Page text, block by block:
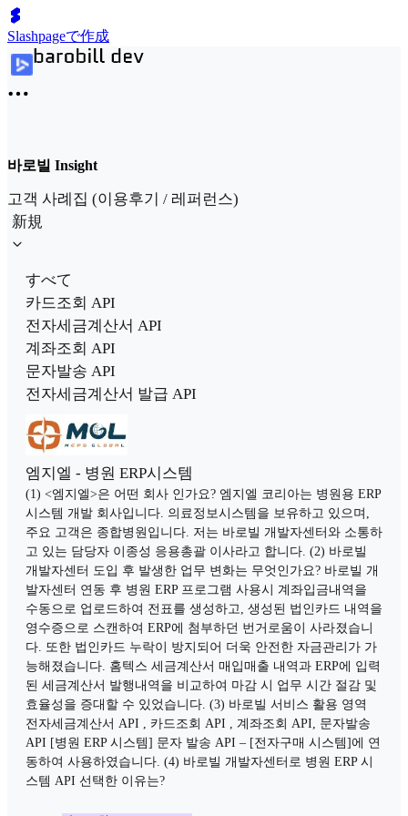
Slashpageで作成
바로빌 Insight
고객 사례집 (이용후기 / 레퍼런스)
新規
すべて
카드조회 API
전자세금계산서 API
계좌조회 API
문자발송 API
전자세금계산서 발급 API
엠지엘 - 병원 ERP시스템
(1) <엠지엘>은 어떤 회사 인가요? 엠지엘 코리아는 병원용 ERP
시스템 개발 회사입니다. 의료정보시스템을 보유하고 있으며,
주요 고객은 종합병원입니다. 저는 바로빌 개발자센터와 소통하
고 있는 담당자 이종성 응용총괄 이사라고 합니다. (2) 바로빌
개발자센터 도입 후 발생한 업무 변화는 무엇인가요? 바로빌 개
발자센터 연동 후 병원 ERP 프로그램 사용시 계좌입금내역을
수동으로 업로드하여 전표를 생성하고, 생성된 법인카드 내역을
영수증으로 스캔하여 ERP에 첨부하던 번거로움이 사라졌습니
다. 또한 법인카드 누락이 방지되어 더욱 안전한 자금관리가 가
능해졌습니다. 홈텍스 세금계산서 매입매출 내역과 ERP에 입력
된 세금계산서 발행내역을 비교하여 마감 시 업무 시간 절감 및
효율성을 증대할 수 있었습니다. (3) 바로빌 서비스 활용 영역
전자세금계산서 API , 카드조회 API , 계좌조회 API, 문자발송
API [병원 ERP 시스템] 문자 발송 API – [전자구매 시스템]에 연
동하여 사용하였습니다. (4) 바로빌 개발자센터로 병원 ERP 시
스템 API 선택한 이유는?